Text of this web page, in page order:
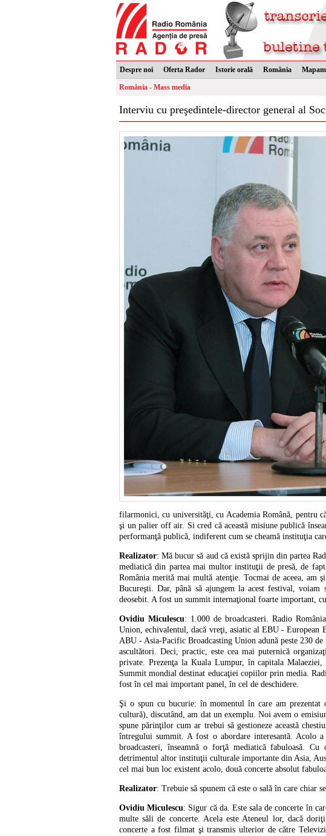
Despre noi Oferta Rador Istorie orală România
România - Mass media
Interviu cu preşedintele-director general al
filarmonici, cu universităţi, cu Academia Română, pentru
şi un palier off air. Si cred că această misiune publică
performanţă publică, indiferent cum se cheamă instituţia
Realizator: Mă bucur să aud că există sprijin din partea
mediatică din partea mai multor instituţii de presă, de
România merită mai multă atenţie. Tocmai de aceea, am
Bucureşti. Dar, până să ajungem la acest festival,
deosebit. A fost un summit internaţional foarte important,
Ovidiu Miculescu: 1.000 de broadcasteri. Radio
Union, echivalentul, dacă vreţi, asiatic al EBU - European
ABU - Asia-Pacific Broadcasting Union adună peste 230
ascultători. Deci, practic, este cea mai puternică
private. Prezenţa la Kuala Lumpur, în capitala
Summit mondial destinat educaţiei copiilor prin media.
fost în cel mai important panel, în cel de deschidere.
Şi o spun cu bucurie: în momentul în care am prezentat
cultură), discutând, am dat un exemplu. Noi avem o
spune părinţilor cum ar trebui să gestioneze această
întregului summit. A fost o abordare interesantă. Acolo
broadcasteri, înseamnă o forţă mediatică fabuloasă.
detrimentul altor instituţii culturale importante din Asia,
cel mai bun loc existent acolo, două concerte absolut
Realizator: Trebuie să spunem că este o sală în care chiar
Ovidiu Miculescu: Sigur că da. Este sala de concerte în
multe săli de concerte. Acela este Ateneul lor, dacă
concerte a fost filmat şi transmis ulterior de către